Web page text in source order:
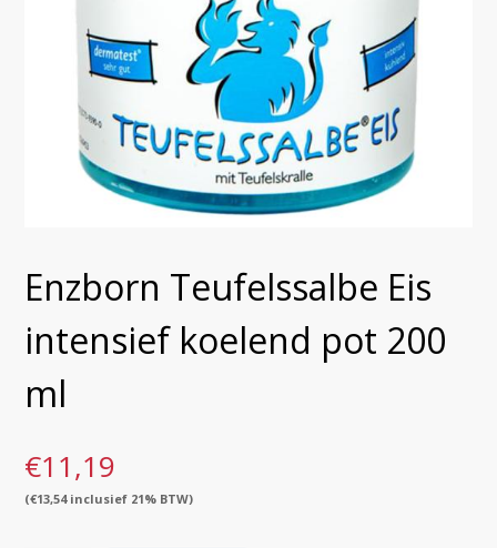
Enzborn Teufelssalbe Eis
intensief koelend pot 200
ml
€11,19
(€13,54inclusief 21% BTW)